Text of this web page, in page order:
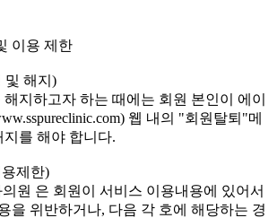
이용 제한
및 해지)
지하고자 하는 때에는 회원 본인이 에이
웹 내의 "회원탈퇴"메
를 해야 합니다.
제한)
원 은 회원이 서비스 이용내용에 있어서
을 위반하거나, 다음 각 호에 해당하는 경